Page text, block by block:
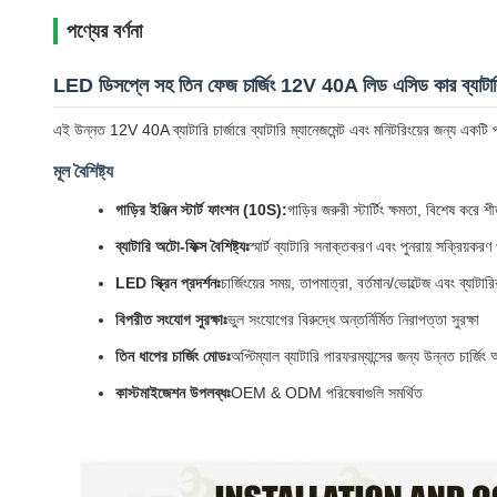
পণ্যের বর্ণনা
LED ডিসপ্লে সহ তিন ফেজ চার্জিং 12V 40A লিড এসিড কার ব্যাটারি
এই উন্নত 12V 40A ব্যাটারি চার্জারে ব্যাটারি ম্যানেজমেন্ট এবং মনিটরিংয়ের জন্য
মূল বৈশিষ্ট্য
গাড়ির ইঞ্জিন স্টার্ট ফাংশন (10S):গাড়ির জরুরী স্টার্টিং ক্ষমতা, বিশেষ করে
ব্যাটারি অটো-ফিক্স বৈশিষ্ট্যঃস্মার্ট ব্যাটারি সনাক্তকরণ এবং পুনরায়
LED স্ক্রিন প্রদর্শনঃচার্জিংয়ের সময়, তাপমাত্রা, বর্তমান/ভোল্টেজ এবং
বিপরীত সংযোগ সুরক্ষাঃভুল সংযোগের বিরুদ্ধে অন্তর্নির্মিত নিরাপত্তা সুরক্ষা
তিন ধাপের চার্জিং মোডঃঅপ্টিম্যাল ব্যাটারি পারফরম্যান্সের জন্য উন্নত চার্জিং
কাস্টমাইজেশন উপলব্ধঃOEM & ODM পরিষেবাগুলি সমর্থিত